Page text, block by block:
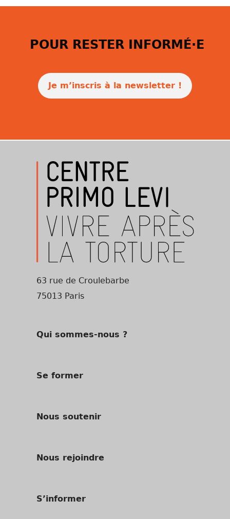
POUR RESTER INFORMÉ·E
Je m’inscris à la newsletter !
63 rue de Croulebarbe
75013 Paris
Qui sommes-nous ?
Se former
Nous soutenir
Nous rejoindre
S’informer